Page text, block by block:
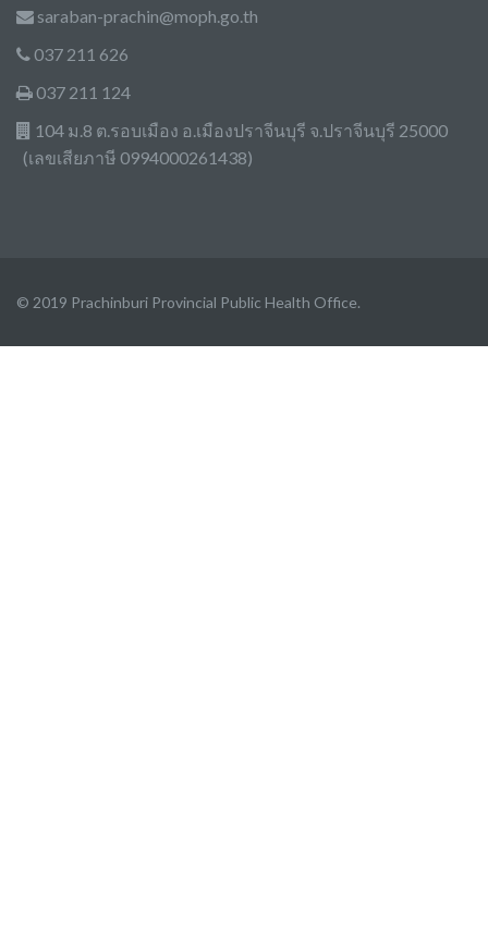
saraban-prachin@moph.go.th
037 211 626
037 211 124
104 ม.8 ต.รอบเมือง อ.เมืองปราจีนบุรี จ.ปราจีนบุรี 25000
(เลขเสียภาษี 0994000261438)
© 2019 Prachinburi Provincial Public Health Office.